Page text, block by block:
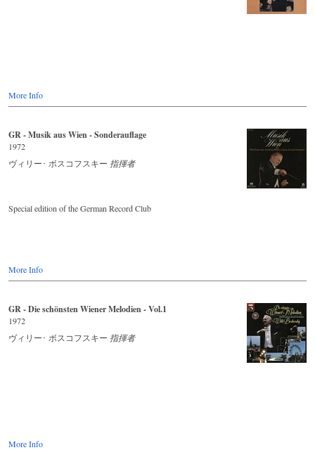
More Info
GR - Musik aus Wien - Sonderauflage
1972
ヴィリー･ ボスコフスキー 指揮者
Special edition of the German Record Club
More Info
GR - Die schönsten Wiener Melodien - Vol.1
1972
ヴィリー･ ボスコフスキー 指揮者
More Info